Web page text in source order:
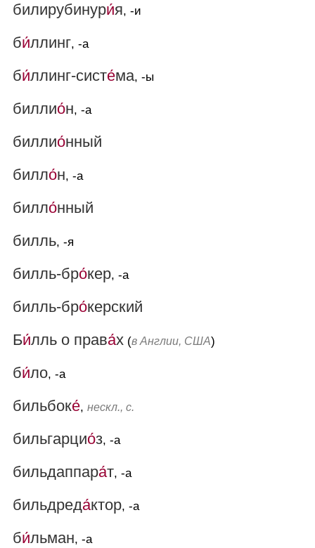
билирубинури́я, -и
би́ллинг, -а
би́ллинг-систе́ма, -ы
биллио́н, -а
биллио́нный
билло́н, -а
билло́нный
билль, -я
билль-бро́кер, -а
билль-бро́керский
Би́лль о права́х (в Англии, США)
би́ло, -а
бильбоке́, нескл., с.
бильгарцио́з, -а
бильдаппара́т, -а
бильдреда́ктор, -а
би́льман, -а